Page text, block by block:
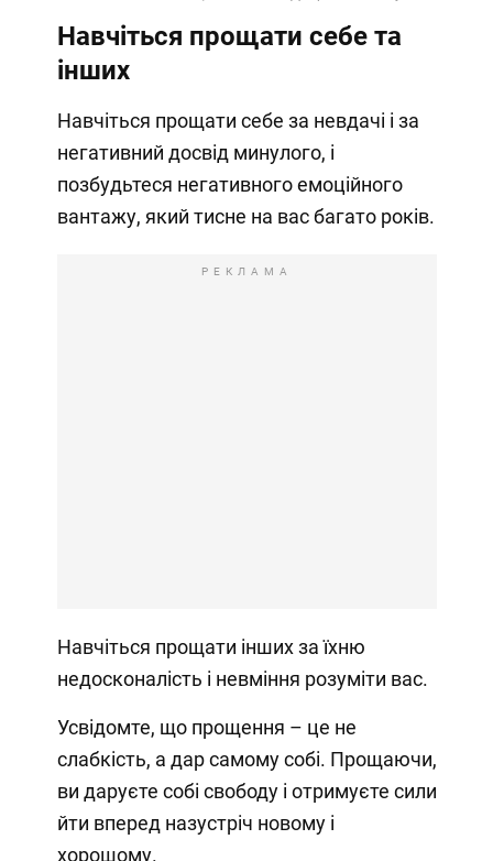
Навчіться прощати себе та
інших
Навчіться прощати себе за невдачі і за
негативний досвід минулого, і
позбудьтеся негативного емоційного
вантажу, який тисне на вас багато років.
РЕКЛАМА
Навчіться прощати інших за їхню
недосконалість і невміння розуміти вас.
Усвідомте, що прощення – це не
слабкість, а дар самому собі. Прощаючи,
ви даруєте собі свободу і отримуєте сили
йти вперед назустріч новому і
хорошому.